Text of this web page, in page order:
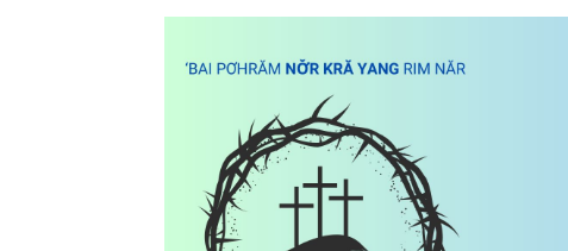
Việt
Nam